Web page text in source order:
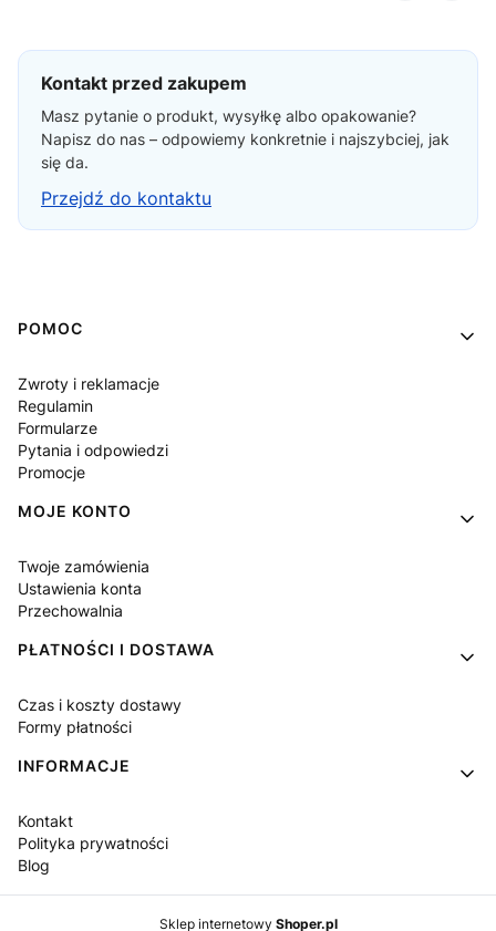
Kontakt przed zakupem
Masz pytanie o produkt, wysyłkę albo opakowanie?
Napisz do nas – odpowiemy konkretnie i najszybciej, jak
się da.
Przejdź do kontaktu
Linki w stopce
POMOC
Zwroty i reklamacje
Regulamin
Formularze
Pytania i odpowiedzi
Promocje
MOJE KONTO
Twoje zamówienia
Ustawienia konta
Przechowalnia
PŁATNOŚCI I DOSTAWA
Czas i koszty dostawy
Formy płatności
INFORMACJE
Kontakt
Polityka prywatności
Blog
Sklep internetowy Shoper.pl